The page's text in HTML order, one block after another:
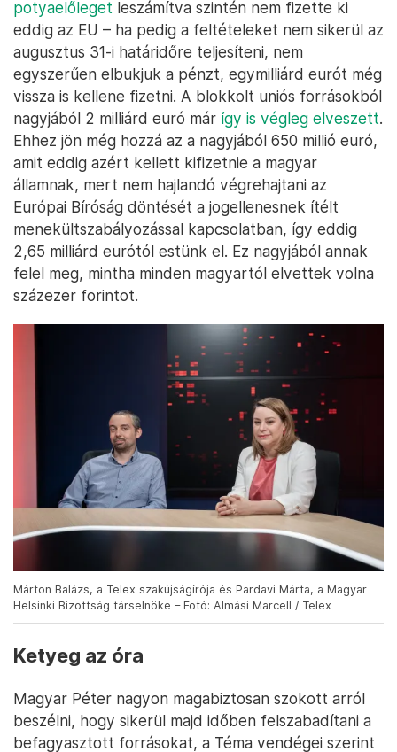
potyaelőleget leszámítva szintén nem fizette ki
eddig az EU – ha pedig a feltételeket nem sikerül az
augusztus 31-i határidőre teljesíteni, nem
egyszerűen elbukjuk a pénzt, egymilliárd eurót még
vissza is kellene fizetni. A blokkolt uniós forrásokból
nagyjából 2 milliárd euró már így is végleg elveszett.
Ehhez jön még hozzá az a nagyjából 650 millió euró,
amit eddig azért kellett kifizetnie a magyar
államnak, mert nem hajlandó végrehajtani az
Európai Bíróság döntését a jogellenesnek ítélt
menekültszabályozással kapcsolatban, így eddig
2,65 milliárd eurótól estünk el. Ez nagyjából annak
felel meg, mintha minden magyartól elvettek volna
százezer forintot.
Márton Balázs, a Telex szakújságírója és Pardavi Márta, a Magyar
Helsinki Bizottság társelnöke – Fotó: Almási Marcell / Telex
Ketyeg az óra
Magyar Péter nagyon magabiztosan szokott arról
beszélni, hogy sikerül majd időben felszabadítani a
befagyasztott forrásokat, a Téma vendégei szerint